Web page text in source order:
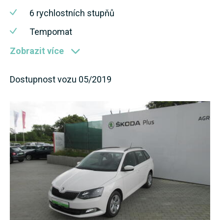
6 rychlostních stupňů
Tempomat
Zobrazit více
Dostupnost vozu 05/2019